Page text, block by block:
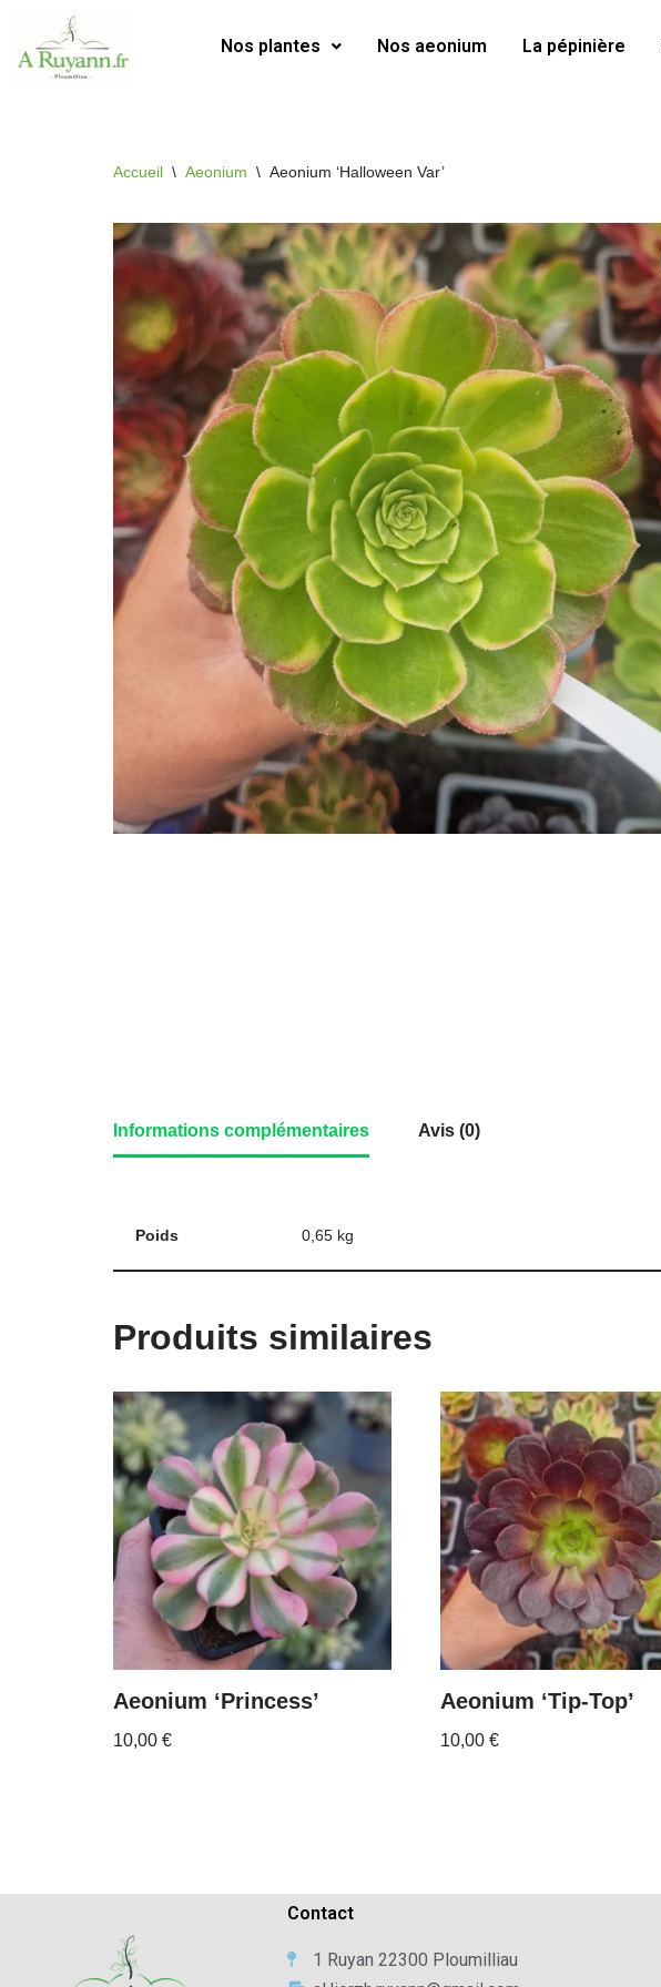
Aller
Nos plantes Nos aeonium La pépinière
Accueil \ Aeonium \ Aeonium ‘Halloween Var’
Informations complémentaires Avis (0)
Poids 0,65 kg
Produits similaires
Aeonium ‘Princess’
10,00 €
Aeonium ‘Tip-Top’
10,00 €
Contact
1 Ruyan 22300 Ploumilliau